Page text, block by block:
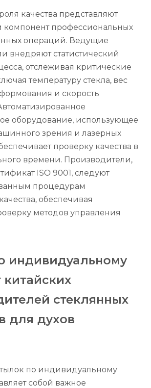
качества представляют
компонент профессиональных
операций. Ведущие
внедряют статистический
отслеживая критические
температуру стекла, вес
и скорость
оборудование, использующее
зрения и лазерных
проверку качества в
времени. Производители,
ISO 9001, следуют
процедурам
обеспечивая
методов управления
индивидуальному
китайских
стеклянных
для духов
по индивидуальному
собой важное